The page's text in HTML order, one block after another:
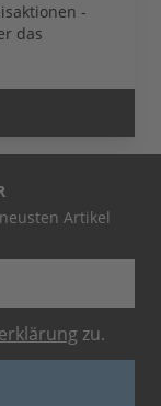
-
das
Artikel
zu.